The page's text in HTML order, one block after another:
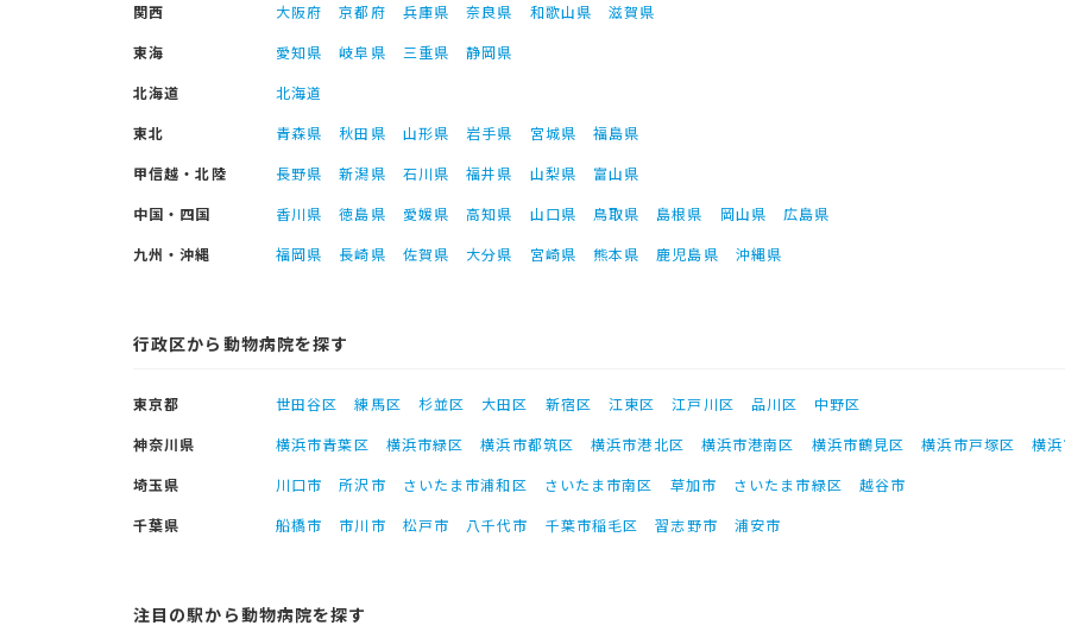
関西
大阪府 京都府 兵庫県 奈良県 和歌山県
滋賀県
東海
愛知県 岐阜県 三重県
静岡県
北海道
北海道
東北
青森県 秋田県 山形県 岩手県 宮城県
福島県
甲信越・北陸
長野県 新潟県 石川県 福井県 山梨県
富山県
中国・四国
香川県 徳島県 愛媛県 高知県 山口県 鳥取県 島根県 岡山県
広島県
九州・沖縄
福岡県 長崎県 佐賀県 大分県 宮崎県 熊本県 鹿児島県 沖縄県
行政区から動物病院を探す
東京都 世田谷区 練馬区 杉並区 大田区 新宿区 江東区 江戸川区 品川区
中野区
神奈川県
横浜市青葉区 横浜市緑区 横浜市都筑区 横浜市港北区 横浜市港南区 横浜市鶴見区 横浜市戸塚区
横
埼玉県
川口市 所沢市 さいたま市浦和区 さいたま市南区 草加市 さいたま市緑区
越谷市
千葉県
船橋市 市川市 松戸市 八千代市 千葉市稲毛区 習志野市 浦安市
注目の駅から動物病院を探す